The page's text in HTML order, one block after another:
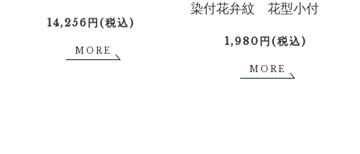
14,256円(税込)
MORE
染付花弁紋 花型小付
1,980円(税込)
MORE